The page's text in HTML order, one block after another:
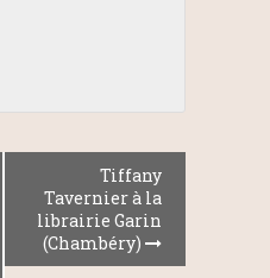
Tiffany
Tavernier à la
librairie Garin
(Chambéry)